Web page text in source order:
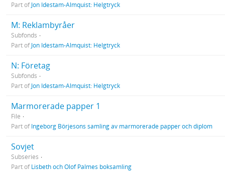
Part ofJon Idestam-Almquist: Helgtryck
M: Reklambyråer
Subfonds
Part ofJon Idestam-Almquist: Helgtryck
N: Företag
Subfonds
Part ofJon Idestam-Almquist: Helgtryck
Marmorerade papper 1
File
Part ofIngeborg Börjesons samling av marmorerade papper och diplom
Sovjet
Subseries
Part ofLisbeth och Olof Palmes boksamling